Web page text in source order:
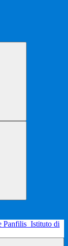
Panfilis Istituto di